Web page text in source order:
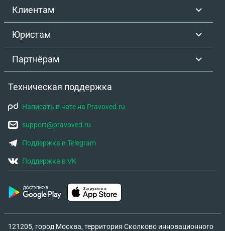
Клиентам
Юристам
Партнёрам
Техническая поддержка
Написать в чате на Pravoved.ru
support@pravoved.ru
Поддержка в Telegram
Поддержка в VK
121205, город Москва, территория Сколково инновационного